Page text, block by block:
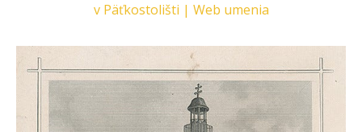
v Päťkostolišti | Web umenia